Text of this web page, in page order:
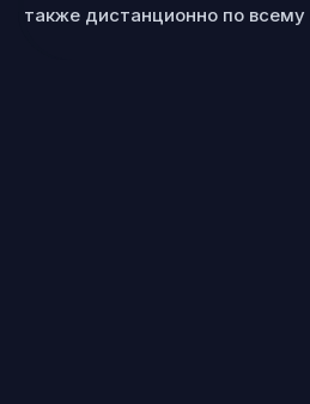
также дистанционно по